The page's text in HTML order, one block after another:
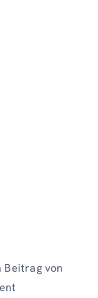
von